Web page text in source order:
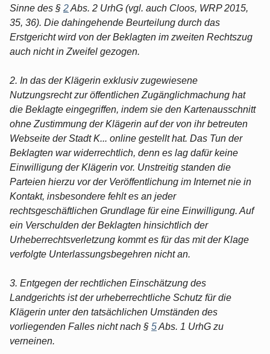
Sinne des § 2Abs. 2 UrhG (vgl. auch Cloos, WRP 2015,
35, 36). Die dahingehende Beurteilung durch das
Erstgericht wird von der Beklagten im zweiten Rechtszug
auch nicht in Zweifel gezogen.
2. In das der Klägerin exklusiv zugewiesene
Nutzungsrecht zur öffentlichen Zugänglichmachung hat
die Beklagte eingegriffen, indem sie den Kartenausschnitt
ohne Zustimmung der Klägerin auf der von ihr betreuten
Webseite der Stadt K... online gestellt hat. Das Tun der
Beklagten war widerrechtlich, denn es lag dafür keine
Einwilligung der Klägerin vor. Unstreitig standen die
Parteien hierzu vor der Veröffentlichung im Internet nie in
Kontakt, insbesondere fehlt es an jeder
rechtsgeschäftlichen Grundlage für eine Einwilligung. Auf
ein Verschulden der Beklagten hinsichtlich der
Urheberrechtsverletzung kommt es für das mit der Klage
verfolgte Unterlassungsbegehren nicht an.
3. Entgegen der rechtlichen Einschätzung des
Landgerichts ist der urheberrechtliche Schutz für die
Klägerin unter den tatsächlichen Umständen des
vorliegenden Falles nicht nach § 5Abs. 1 UrhG zu
verneinen.